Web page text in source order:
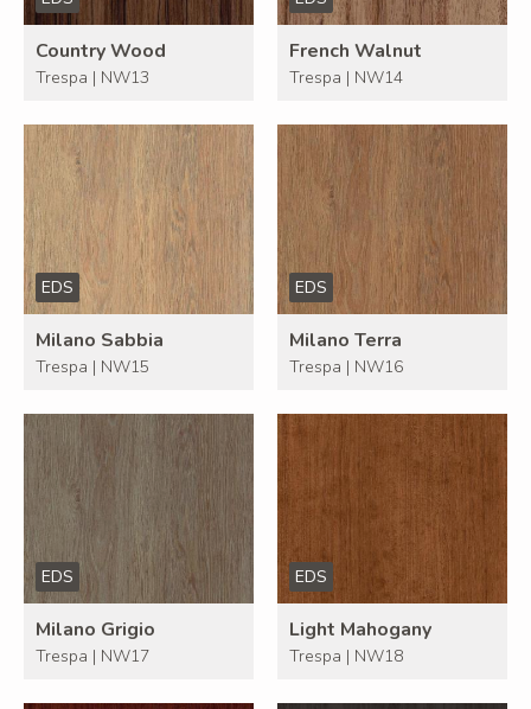
Country Wood
Trespa | NW13
French Walnut
Trespa | NW14
EDS
Milano Sabbia
Trespa | NW15
EDS
Milano Terra
Trespa | NW16
EDS
Milano Grigio
Trespa | NW17
EDS
Light Mahogany
Trespa | NW18